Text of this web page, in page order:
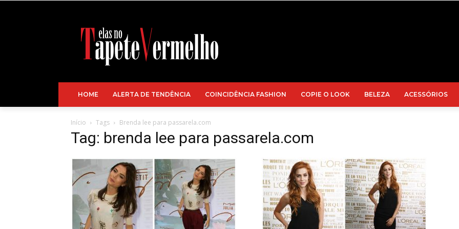
HOME ALERTA DE TENDÊNCIA COINCIDÊNCIA FASHION COPIE O LOOK BELEZA ACESSÓRIOS
Início Tags Brenda lee para passarela.com
Tag: brenda lee para passarela.com